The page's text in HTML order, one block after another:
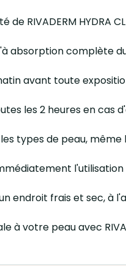
de RIVADERM HYDRA
absorption complète
avant toute
les 2 heures en cas
types de peau, même
endroit frais et sec, à
votre peau avec